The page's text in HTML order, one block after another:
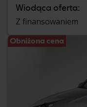
Wiodąca oferta:
Z finansowaniem
Obniżona cena